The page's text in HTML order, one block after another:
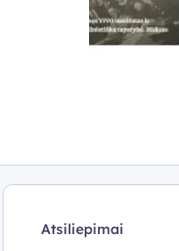
Atsiliepimai